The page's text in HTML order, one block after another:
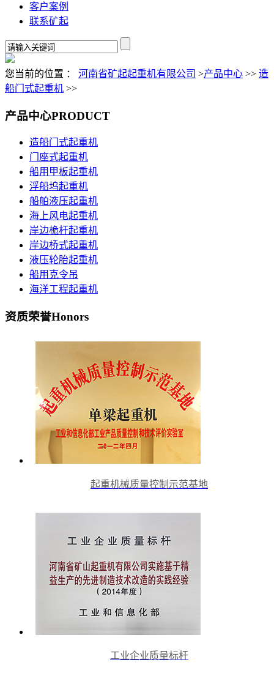
客户案例
联系矿起
您当前的位置 ： 河南省矿起起重机有限公司 >产品中心 >> 造
船门式起重机 >>
产品中心PRODUCT
造船门式起重机
门座式起重机
船用甲板起重机
浮船坞起重机
船舶液压起重机
海上风电起重机
岸边桅杆起重机
岸边桥式起重机
液压轮胎起重机
船用克令吊
海洋工程起重机
资质荣誉Honors
起重机械质量控制示范基地
工业企业质量标杆